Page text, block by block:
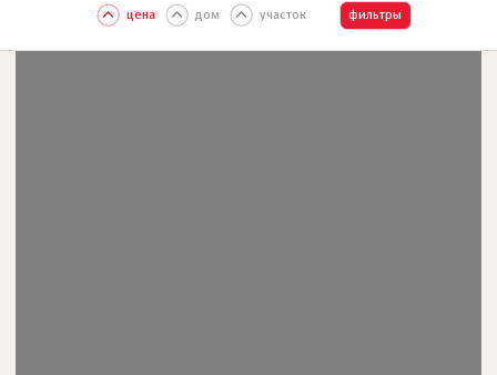
цена дом участок фильтры